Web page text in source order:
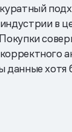
в
данные хотя